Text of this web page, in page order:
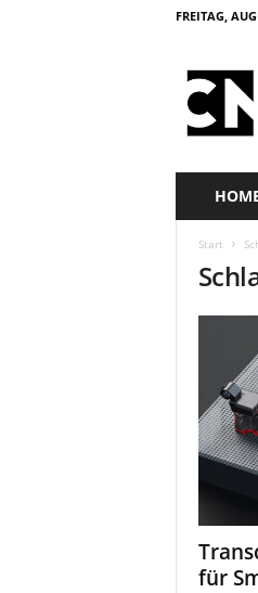
FREITAG,
Start
für